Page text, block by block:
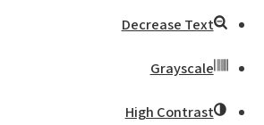
Decrease Text
Grayscale
High Contrast